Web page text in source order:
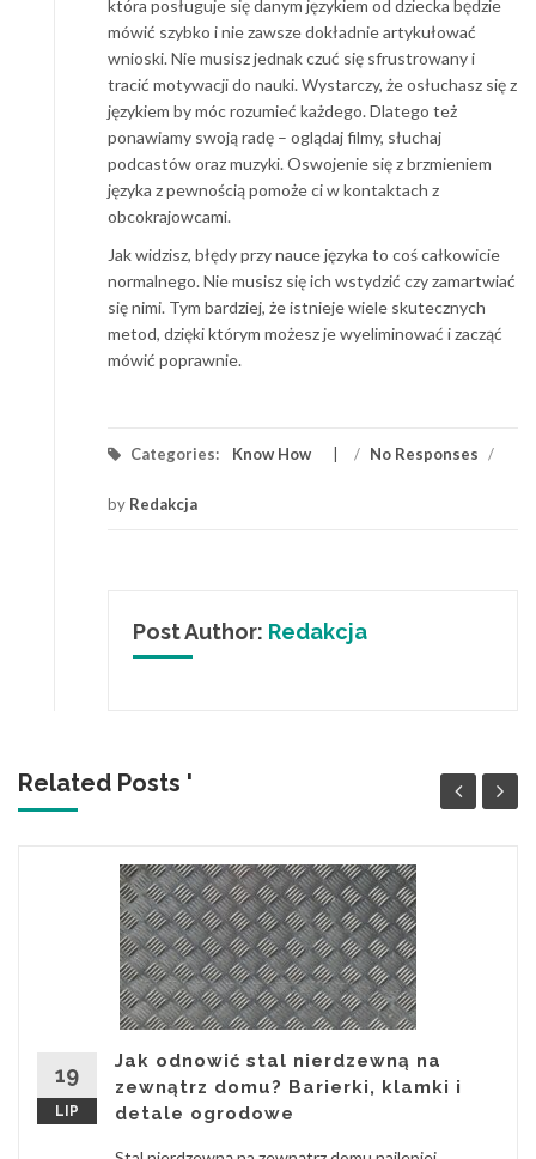
która posługuje się danym językiem od dziecka będzie
mówić szybko i nie zawsze dokładnie artykułować
wnioski. Nie musisz jednak czuć się sfrustrowany i
tracić motywacji do nauki. Wystarczy, że osłuchasz się z
językiem by móc rozumieć każdego. Dlatego też
ponawiamy swoją radę – oglądaj filmy, słuchaj
podcastów oraz muzyki. Oswojenie się z brzmieniem
języka z pewnością pomoże ci w kontaktach z
obcokrajowcami.
Jak widzisz, błędy przy nauce języka to coś całkowicie
normalnego. Nie musisz się ich wstydzić czy zamartwiać
się nimi. Tym bardziej, że istnieje wiele skutecznych
metod, dzięki którym możesz je wyeliminować i zacząć
mówić poprawnie.
Categories: Know How / No Responses /
by Redakcja
Post Author: Redakcja
Related Posts '
19
LIP
Jak odnowić stal nierdzewną na
zewnątrz domu? Barierki, klamki i
detale ogrodowe